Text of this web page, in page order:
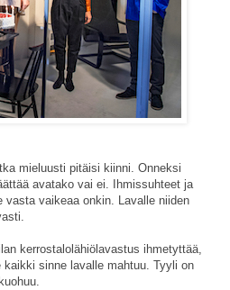
mieluusti pitäisi kiinni. Onneksi
avatako vai ei. Ihmissuhteet ja
vaikeaa onkin. Lavalle niiden
kerrostalolähiölavastus ihmetyttää,
sinne lavalle mahtuu. Tyyli on